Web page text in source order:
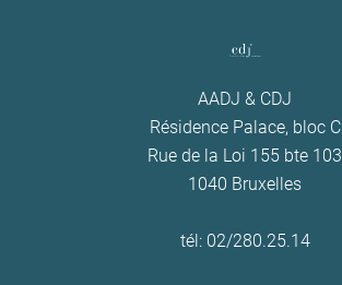
AADJ & CDJ
Résidence Palace, bloc C
Rue de la Loi 155 bte 103
1040 Bruxelles
tél: 02/280.25.14